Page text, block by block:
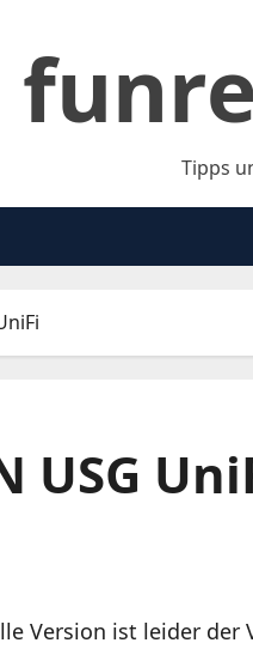
Tipps
USG
Version ist leider der